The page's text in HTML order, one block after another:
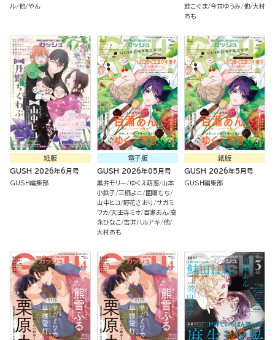
ル 他 やん
鮭こぐま 今井ゆうみ 他 大村
あも
紙版
GUSH 2026年6月号
GUSH編集部
電子版
GUSH 2026年05月号
黒井モリー ゆくえ萌葱 山本
小鉄子 三栖よこ
園瀬もち
山中ヒコ 野花さおり
サガミ
ワカ 天王寺ミオ 百瀬あん 高
永ひなこ 吉井ハルアキ 他
大村あも
紙版
GUSH 2026年5月号
GUSH編集部